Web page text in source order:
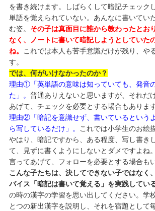
を書き続けます。しばらくして暗記チェック
単語を覚えられていない。あんなに書いてい
む姿。 その子は真面目に誰から教わったとお
なく、ノートに書いて暗記しようとしていた
ね。
これでは本人も苦手意識だけが残り、や
す。
では、何がいけなかったのか？
理由①「英単語の意味は知っていても、発音
た」。 普通ありえないと思いますが、それだ
あげて、チェックを必要とする場合もあります
理由②「暗記を意識せず、書いているという
ら写しているだけ」。
これでは小学生のお絵
やはり、暗記ですから、ある程度、写し書き
て、見ずに書くようにしないとダメですよね
言ってあげて、フォローを必要とする場合も
こんな子たちは、決してできない子ではなく
バイス「暗記は書いて覚える」を実践してい
の時の漢字の学習を思い出してください。学
とつの新出漢字を説明し、それを宿題として